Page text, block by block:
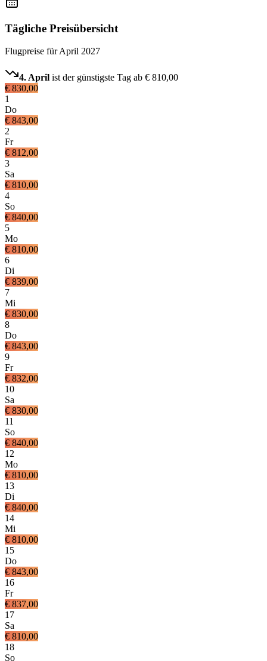
Tägliche Preisübersicht
Flugpreise fürApril 2027
4. April ist der günstigste Tag ab € 810,00
€ 830,00
1
Do
€ 843,00
2
Fr
€ 812,00
3
Sa
€ 810,00
4
So
€ 840,00
5
Mo
€ 810,00
6
Di
€ 839,00
7
Mi
€ 830,00
8
Do
€ 843,00
9
Fr
€ 832,00
10
Sa
€ 830,00
11
So
€ 840,00
12
Mo
€ 810,00
13
Di
€ 840,00
14
Mi
€ 810,00
15
Do
€ 843,00
16
Fr
€ 837,00
17
Sa
€ 810,00
18
So